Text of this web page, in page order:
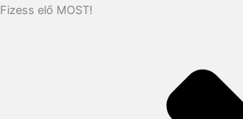
Fizess elő MOST!